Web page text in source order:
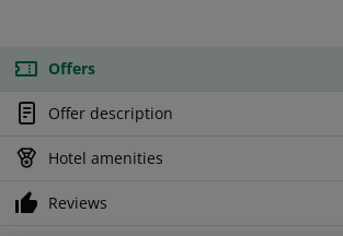
Offers
Offer description
Hotel amenities
Reviews